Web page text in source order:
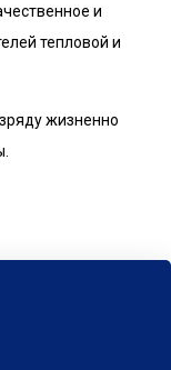
и
тепловой и
жизненно